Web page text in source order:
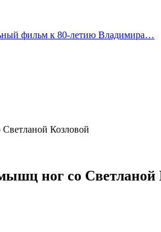
фильм к 80-летию Владимира…
Козловой
ног со Светланой